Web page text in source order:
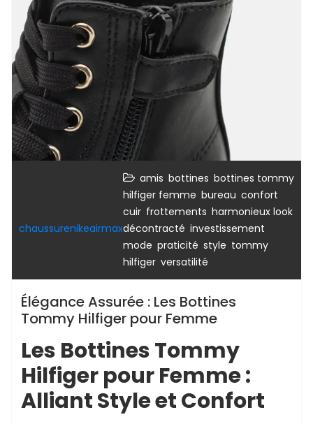
chaussurenikeairmax
amis bottines bottines tommy
hilfiger femme bureau confort
cuir frottements harmonieux look
décontracté investissement
mode praticité style tommy
hilfiger versatilité
Élégance Assurée : Les Bottines
Tommy Hilfiger pour Femme
Les Bottines Tommy
Hilfiger pour Femme :
Alliant Style et Confort